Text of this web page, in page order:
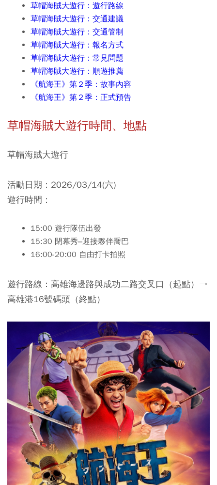
草帽海賊大遊行：遊行路線
草帽海賊大遊行：交通建議
草帽海賊大遊行：交通管制
草帽海賊大遊行：報名方式
草帽海賊大遊行：常見問題
草帽海賊大遊行：順遊推薦
《航海王》第２季：故事內容
《航海王》第２季：正式預告
草帽海賊大遊行時間、 地點
草帽海賊大遊行
活動日期：2026/03/14(六)
遊行時間：
15:00 遊行隊伍出發
15:30 閉幕秀–迎接夥伴喬巴
16:00-20:00 自由打卡拍照
遊行路線：高雄海邊路與成功二路交叉口（起點）→
高雄港16號碼頭（終點）